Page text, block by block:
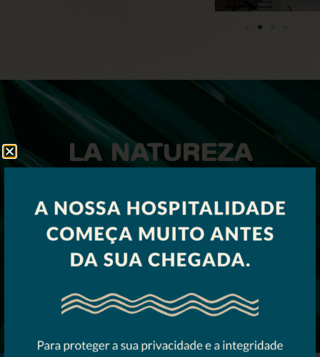
LA NATUREZA
Desde nuestra piscina hasta el bar frente al mar
con servicio de playa, nuestras áreas de
recreación y actividades están diseñadas para
ofrecer conexión con el entorno. Es el tiempo de la
naturaleza el que marca el ritmo: ligero, presente